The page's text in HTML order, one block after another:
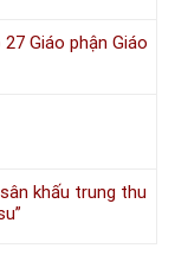
Giáo phận Giáo
khấu trung thu